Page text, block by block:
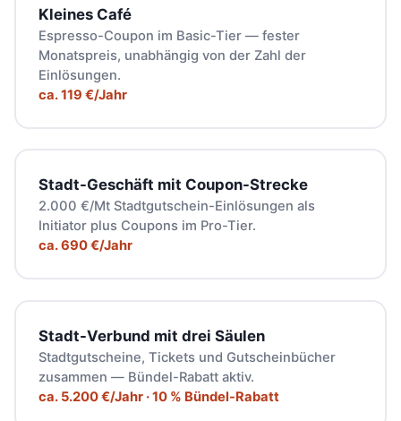
Kleines Café
Espresso-Coupon im Basic-Tier — fester
Monatspreis, unabhängig von der Zahl der
Einlösungen.
ca. 119 €/Jahr
Stadt-Geschäft mit Coupon-Strecke
2.000 €/Mt Stadtgutschein-Einlösungen als
Initiator plus Coupons im Pro-Tier.
ca. 690 €/Jahr
Stadt-Verbund mit drei Säulen
Stadtgutscheine, Tickets und Gutscheinbücher
zusammen — Bündel-Rabatt aktiv.
ca. 5.200 €/Jahr · 10 % Bündel-Rabatt